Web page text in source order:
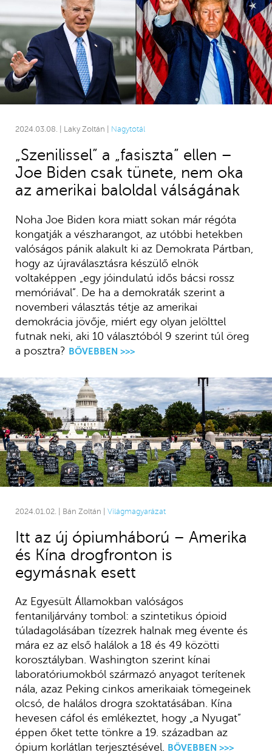
2024.03.08. | Laky Zoltán | Nagytotál
„Szenilissel” a „fasiszta” ellen –
Joe Biden csak tünete, nem oka
az amerikai baloldal válságának
Noha Joe Biden kora miatt sokan már régóta
kongatják a vészharangot, az utóbbi hetekben
valóságos pánik alakult ki az Demokrata Pártban,
hogy az újraválasztásra készülő elnök
voltaképpen „egy jóindulatú idős bácsi rossz
memóriával”. De ha a demokraták szerint a
novemberi választás tétje az amerikai
demokrácia jövője, miért egy olyan jelölttel
futnak neki, aki 10 választóból 9 szerint túl öreg
a posztra? BŐVEBBEN >>>
2024.01.02. | Bán Zoltán | Világmagyarázat
Itt az új ópiumháború – Amerika
és Kína drogfronton is
egymásnak esett
Az Egyesült Államokban valóságos
fentaniljárvány tombol: a szintetikus ópioid
túladagolásában tízezrek halnak meg évente és
mára ez az első halálok a 18 és 49 közötti
korosztályban. Washington szerint kínai
laboratóriumokból származó anyagot terítenek
nála, azaz Peking cinkos amerikaiak tömegeinek
olcsó, de halálos drogra szoktatásában. Kína
hevesen cáfol és emlékeztet, hogy „a Nyugat”
éppen őket tette tönkre a 19. században az
ópium korlátlan terjesztésével. BŐVEBBEN >>>